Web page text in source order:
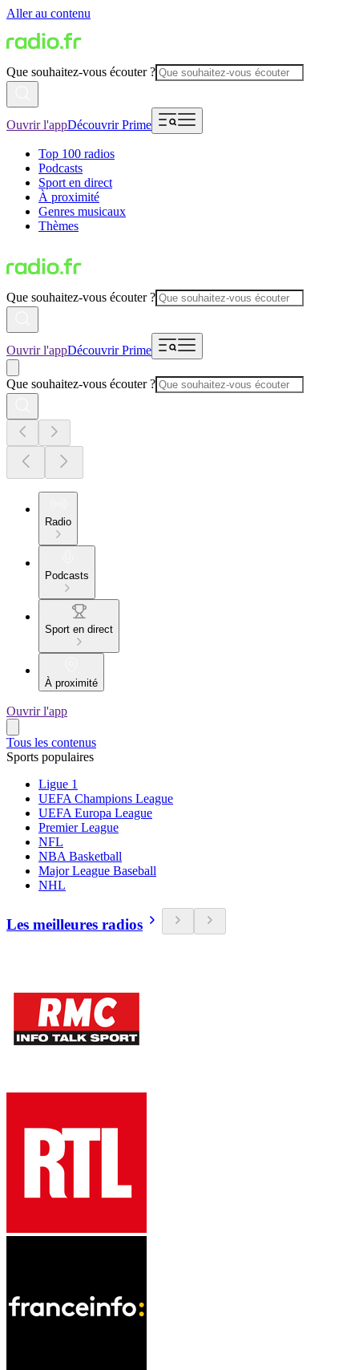
Aller au contenu
Que souhaitez-vous écouter ?
Ouvrir l'appDécouvrir Prime
Top 100 radios
Podcasts
Sport en direct
À proximité
Genres musicaux
Thèmes
Que souhaitez-vous écouter ?
Ouvrir l'appDécouvrir Prime
Que souhaitez-vous écouter ?
Radio
Podcasts
Sport en direct
À proximité
Ouvrir l'app
Tous les contenus
Sports populaires
Ligue 1
UEFA Champions League
UEFA Europa League
Premier League
NFL
NBA Basketball
Major League Baseball
NHL
Les meilleures radios